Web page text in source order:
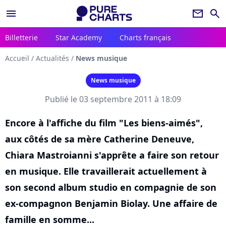
menu newsletter search
Billetterie Star Academy Charts français
Accueil / Actualités / News musique
News musique
Publié le 03 septembre 2011 à 18:09
Encore à l'affiche du film "Les biens-aimés",
aux côtés de sa mère Catherine Deneuve,
Chiara Mastroianni s'apprête a faire son retour
en musique. Elle travaillerait actuellement à
son second album studio en compagnie de son
ex-compagnon Benjamin Biolay. Une affaire de
famille en somme...